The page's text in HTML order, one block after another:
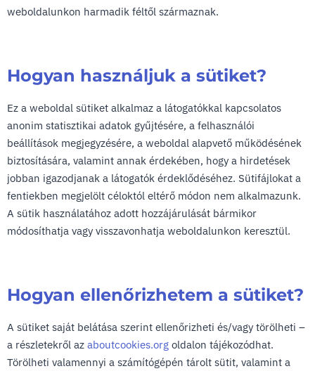
weboldalunkon harmadik féltől származnak.
Hogyan használjuk a sütiket?
Ez a weboldal sütiket alkalmaz a látogatókkal kapcsolatos
anonim statisztikai adatok gyűjtésére, a felhasználói
beállítások megjegyzésére, a weboldal alapvető működésének
biztosítására, valamint annak érdekében, hogy a hirdetések
jobban igazodjanak a látogatók érdeklődéséhez. Sütifájlokat a
fentiekben megjelölt céloktól eltérő módon nem alkalmazunk.
A sütik használatához adott hozzájárulását bármikor
módosíthatja vagy visszavonhatja weboldalunkon keresztül.
Hogyan ellenőrizhetem a sütiket?
A sütiket saját belátása szerint ellenőrizheti és/vagy törölheti –
a részletekről az aboutcookies.org oldalon tájékozódhat.
Törölheti valamennyi a számítógépén tárolt sütit, valamint a